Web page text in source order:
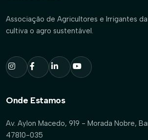
Associação de Agricultores e Irrigantes
cultiva o agro sustentável.
Onde Estamos
Av. Aylon Macedo, 919 - Morada Nobre,
47810-035